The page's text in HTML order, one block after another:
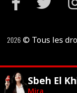
2026 © Tous les
Sbeh El
Mira